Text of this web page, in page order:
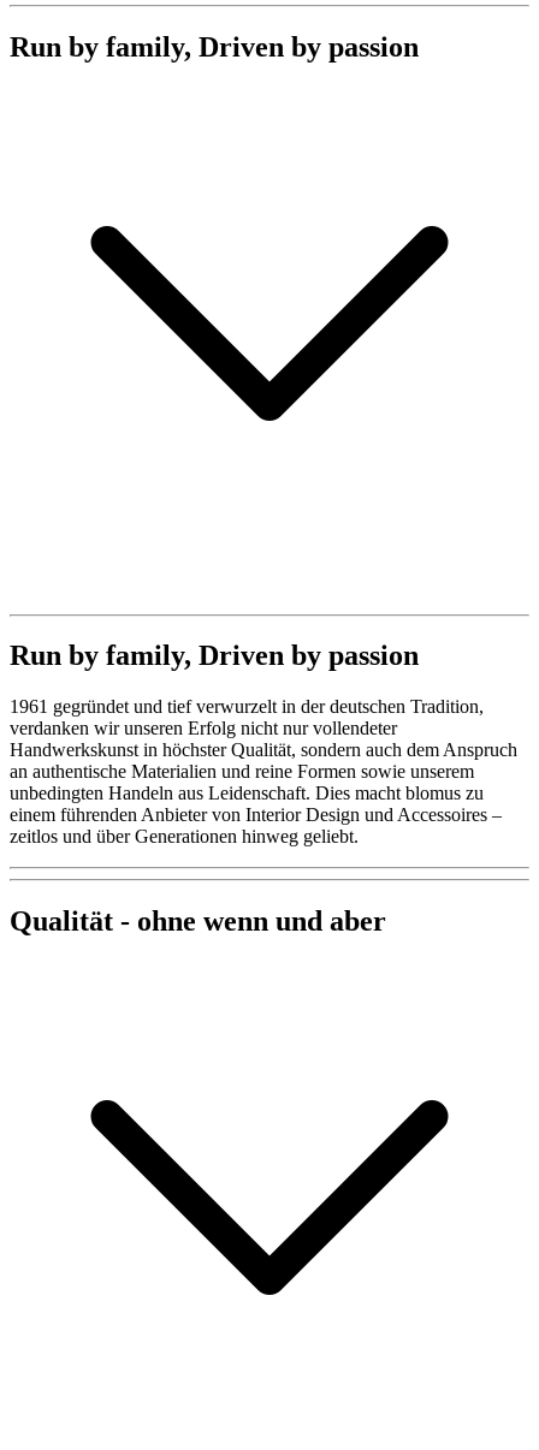
Run by family, Driven by passion
Run by family, Driven by passion
1961 gegründet und tief verwurzelt in der deutschen Tradition,
verdanken wir unseren Erfolg nicht nur vollendeter
Handwerkskunst in höchster Qualität, sondern auch dem Anspruch
an authentische Materialien und reine Formen sowie unserem
unbedingten Handeln aus Leidenschaft. Dies macht blomus zu
einem führenden Anbieter von Interior Design und Accessoires –
zeitlos und über Generationen hinweg geliebt.
Qualität - ohne wenn und aber